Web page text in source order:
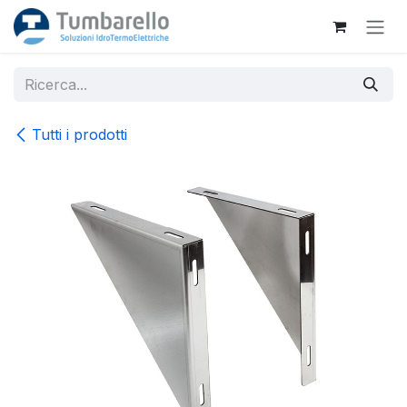
Passa al contenuto
Tutti i prodotti